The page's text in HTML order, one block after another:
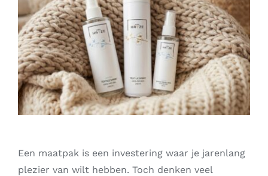
Een maatpak is een investering waar je jarenlang
plezier van wilt hebben. Toch denken veel